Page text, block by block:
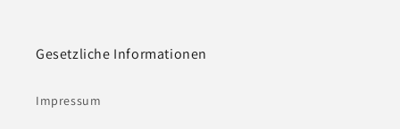
Gesetzliche Informationen
Impressum